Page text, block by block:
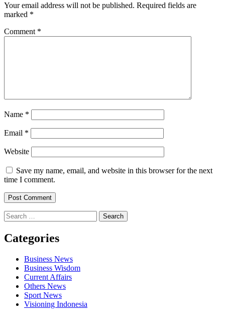
Your email address will not be published. Required fields are
marked *
Comment *
Name *
Email *
Website
Save my name, email, and website in this browser for the next
time I comment.
Search
for:
Categories
Business News
Business Wisdom
Current Affairs
Others News
Sport News
Visioning Indonesia